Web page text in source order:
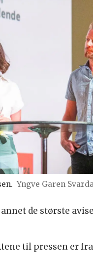
Yngve Garen
de største
til pressen er